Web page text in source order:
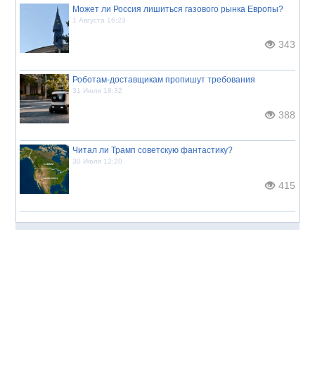
Может ли Россия лишиться газового рынка Европы?
1 Августа 16:23
343
Роботам-доставщикам пропишут требования
31 Июля 18:32
388
Читал ли Трамп советскую фантастику?
30 Июля 12:20
415